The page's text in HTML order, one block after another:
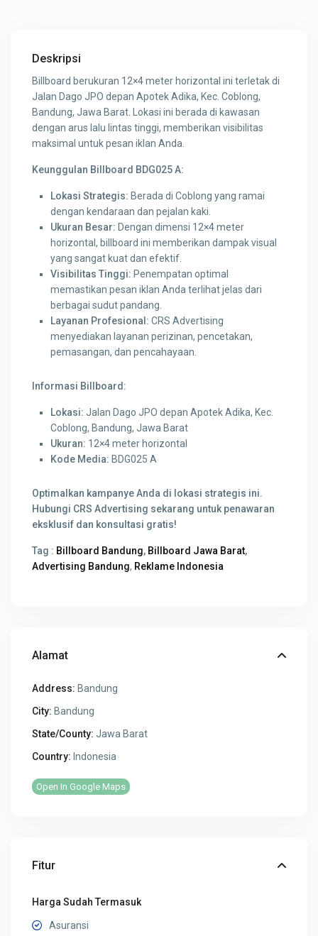
Deskripsi
Billboard berukuran 12×4 meter horizontal ini terletak di
Jalan Dago JPO depan Apotek Adika, Kec. Coblong,
Bandung, Jawa Barat. Lokasi ini berada di kawasan
dengan arus lalu lintas tinggi, memberikan visibilitas
maksimal untuk pesan iklan Anda.
Keunggulan Billboard BDG025 A:
Lokasi Strategis: Berada di Coblong yang ramai
dengan kendaraan dan pejalan kaki.
Ukuran Besar: Dengan dimensi 12×4 meter
horizontal, billboard ini memberikan dampak visual
yang sangat kuat dan efektif.
Visibilitas Tinggi: Penempatan optimal
memastikan pesan iklan Anda terlihat jelas dari
berbagai sudut pandang.
Layanan Profesional: CRS Advertising
menyediakan layanan perizinan, pencetakan,
pemasangan, dan pencahayaan.
Informasi Billboard:
Lokasi: Jalan Dago JPO depan Apotek Adika, Kec.
Coblong, Bandung, Jawa Barat
Ukuran: 12×4 meter horizontal
Kode Media: BDG025 A
Optimalkan kampanye Anda di lokasi strategis ini.
Hubungi CRS Advertising sekarang untuk penawaran
eksklusif dan konsultasi gratis!
Tag : Billboard Bandung, Billboard Jawa Barat,
Advertising Bandung, Reklame Indonesia
Alamat
Address: Bandung
City: Bandung
State/County: Jawa Barat
Country: Indonesia
Open In Google Maps
Fitur
Harga Sudah Termasuk
Asuransi